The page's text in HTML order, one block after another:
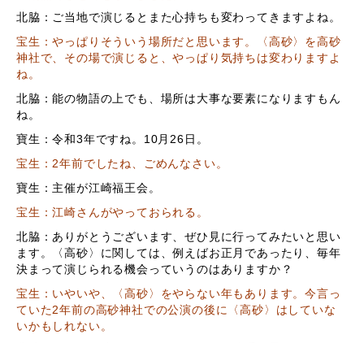
北脇：ご当地で演じるとまた心持ちも変わってきますよね。
宝生：やっぱりそういう場所だと思います。〈高砂〉を高砂
神社で、その場で演じると、やっぱり気持ちは変わりますよ
ね。
北脇：能の物語の上でも、場所は大事な要素になりますもん
ね。
寶生：令和3年ですね。10月26日。
宝生：2年前でしたね、ごめんなさい。
寶生：主催が江崎福王会。
宝生：江崎さんがやっておられる。
北脇：ありがとうございます、ぜひ見に行ってみたいと思い
ます。〈高砂〉に関しては、例えばお正月であったり、毎年
決まって演じられる機会っていうのはありますか？
宝生：いやいや、〈高砂〉をやらない年もあります。今言っ
ていた2年前の高砂神社での公演の後に〈高砂〉はしていな
いかもしれない。